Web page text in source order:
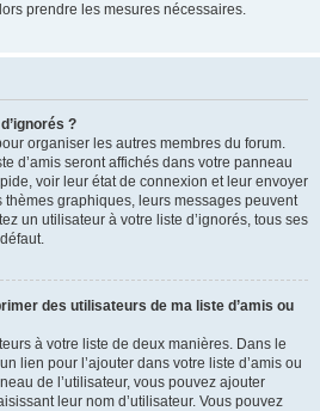
prendre les mesures nécessaires.
?
organiser les autres membres du forum.
d’amis seront affichés dans votre panneau
voir leur état de connexion et leur envoyer
graphiques, leurs messages peuvent
un utilisateur à votre liste d’ignorés, tous ses
des utilisateurs de ma liste d’amis ou
à votre liste de deux manières. Dans le
lien pour l’ajouter dans votre liste d’amis ou
de l’utilisateur, vous pouvez ajouter
leur nom d’utilisateur. Vous pouvez